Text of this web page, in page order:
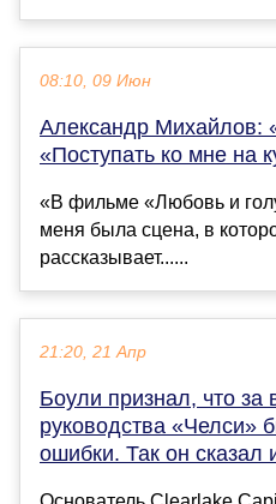
08:10, 09 Июн
Александр Михайлов:
«Поступать ко мне на
«В фильме «Любовь и
меня была сцена, в
рассказывает......
21:20, 21 Апр
Боули признал, что за
руководства «Челси»
ошибки. Так он сказал